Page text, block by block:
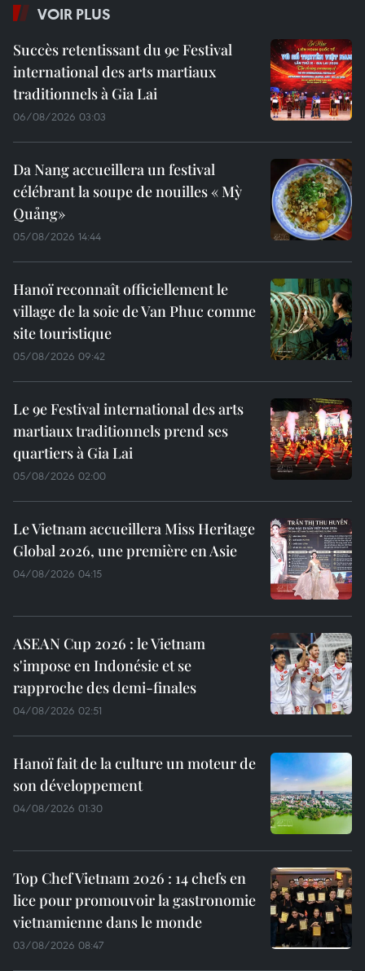
VOIR PLUS
Succès retentissant du 9e Festival
international des arts martiaux
traditionnels à Gia Lai
06/08/2026 03:03
Da Nang accueillera un festival
célébrant la soupe de nouilles « Mỳ
Quảng»
05/08/2026 14:44
Hanoï reconnaît officiellement le
village de la soie de Van Phuc comme
site touristique
05/08/2026 09:42
Le 9e Festival international des arts
martiaux traditionnels prend ses
quartiers à Gia Lai
05/08/2026 02:00
Le Vietnam accueillera Miss Heritage
Global 2026, une première en Asie
04/08/2026 04:15
ASEAN Cup 2026 : le Vietnam
s'impose en Indonésie et se
rapproche des demi-finales
04/08/2026 02:51
Hanoï fait de la culture un moteur de
son développement
04/08/2026 01:30
Top Chef Vietnam 2026 : 14 chefs en
lice pour promouvoir la gastronomie
vietnamienne dans le monde
03/08/2026 08:47